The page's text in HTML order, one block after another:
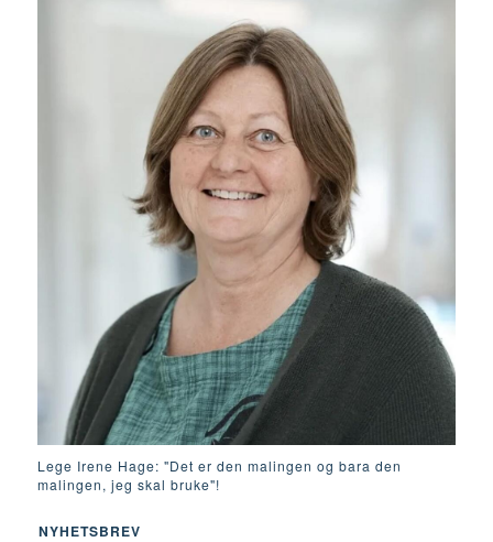
Lege Irene Hage: "Det er den malingen og bara den
malingen, jeg skal bruke"!
NYHETSBREV